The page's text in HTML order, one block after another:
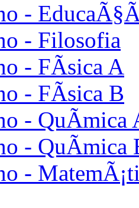
-
- Filosofia
- FÃ­sica A
- FÃ­sica B
- QuÃ­mica
- QuÃ­mica
-